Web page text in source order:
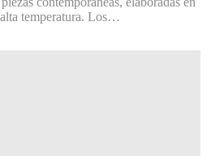
temperatura. Los…